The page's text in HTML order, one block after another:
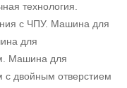
технология.
с ЧПУ. Машина для
для
Машина для
с двойным отверстием